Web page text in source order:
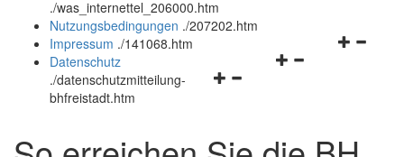
schließen
und
schließen
./was_internettel_206000.htm
Nutzungsbedingungen ./207202.htm
Navigationsmenü
Impressum ./141068.htm
Navigationsmenü
Datenschutz
./datenschutzmitteilung-
bhfreistadt.htm